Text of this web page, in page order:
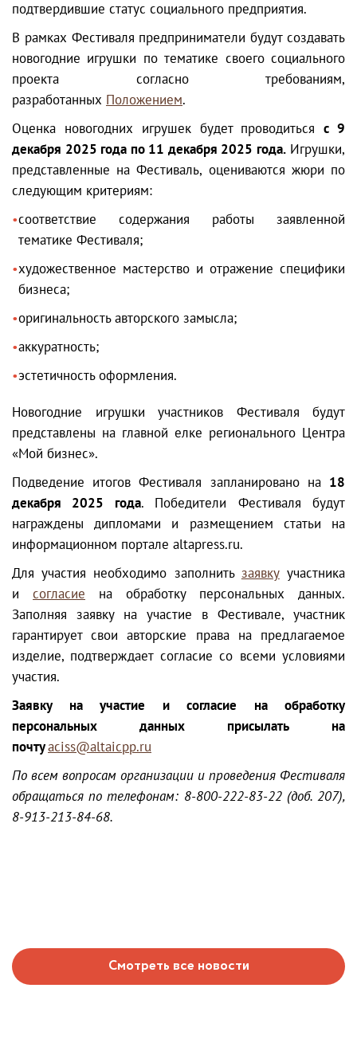
подтвердившие статус социального предприятия.
В рамках Фестиваля предприниматели будут создавать
новогодние игрушки по тематике своего социального
проекта согласно требованиям,
разработанных Положением.
Оценка новогодних игрушек будет проводитьсяс 9
декабря 2025 года по 11 декабря 2025 года.Игрушки,
представленные на Фестиваль, оцениваются жюри по
следующим критериям:
соответствие содержания работы заявленной
тематике Фестиваля;
художественное мастерство и отражение специфики
бизнеса;
оригинальность авторского замысла;
аккуратность;
эстетичность оформления.
Новогодние игрушки участников Фестиваля будут
представлены на главной елке регионального Центра
«Мой бизнес».
Подведение итогов Фестиваля запланировано на 18
декабря 2025 года. Победители Фестиваля будут
награждены дипломами и размещением статьи на
информационном портале altapress.ru.
Для участия необходимо заполнить заявкуучастника
и согласие на обработку персональных данных.
Заполняя заявку на участие в Фестивале, участник
гарантирует свои авторские права на предлагаемое
изделие, подтверждает согласие со всеми условиями
участия.
Заявку на участие и согласие на обработку
персональных данных присылать на
почтуaciss@altaicpp.ru
По всем вопросам организации и проведения Фестиваля
обращаться по телефонам: 8-800-222-83-22 (доб. 207),
8-913-213-84-68.
Смотреть все новости